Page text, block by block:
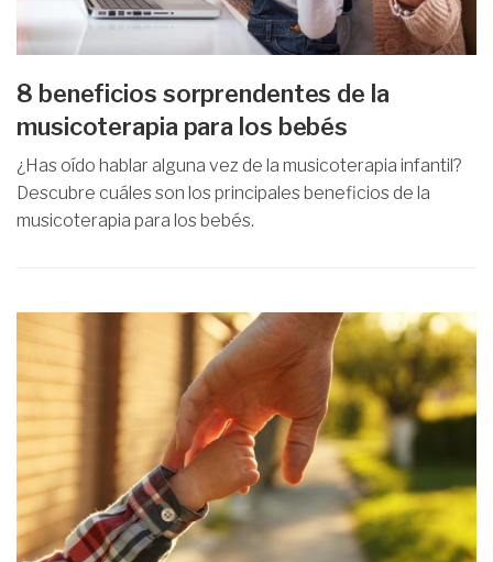
8 beneficios sorprendentes de la
musicoterapia para los bebés
¿Has oído hablar alguna vez de la musicoterapia infantil?
Descubre cuáles son los principales beneficios de la
musicoterapia para los bebés.